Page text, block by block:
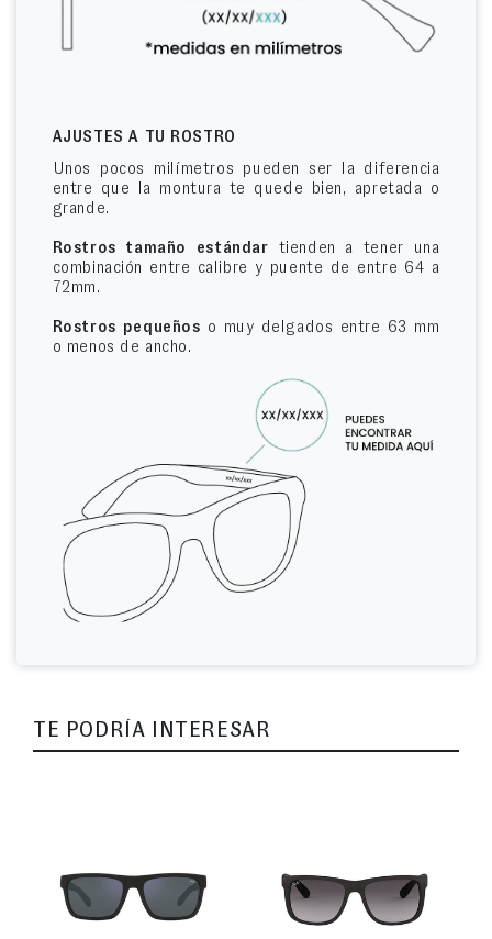
AJUSTES A TU ROSTRO
Unos pocos milímetros pueden ser la diferencia
entre que la montura te quede bien, apretada o
grande.
Rostros tamaño estándar tienden a tener una
combinación entre calibre y puente de entre 64 a
72mm.
Rostros pequeños o muy delgados entre 63 mm
o menos de ancho.
TE PODRÍA INTERESAR